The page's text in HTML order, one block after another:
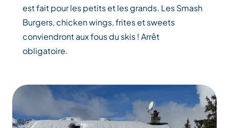
est fait pour les petits et les grands. Les Smash
Burgers, chicken wings, frites et sweets
conviendront aux fous du skis ! Arrêt
obligatoire.